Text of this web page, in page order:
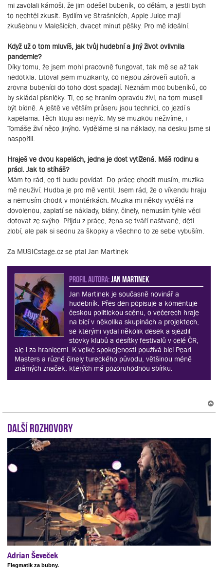
mi zavolali kámoši, že jim odešel bubeník, co dělám, a jestli bych
to nechtěl zkusit. Bydlím ve Strašnicích, Apple Juice mají
zkušebnu v Malešicích, dvacet minut pěšky. Pro mě ideální.
Když už o tom mluvíš, jak tvůj hudební a jiný život ovlivnila
pandemie?
Díky tomu, že jsem mohl pracovně fungovat, tak mě se až tak
nedotkla. Litoval jsem muzikanty, co nejsou zároveň autoři, a
zrovna bubeníci do toho dost spadají. Neznám moc bubeníků, co
by skládal písničky. Ti, co se hraním opravdu živí, na tom museli
být bídně. A ještě ve větším průseru jsou technici, co jezdí s
kapelama. Těch lituju asi nejvíc. My se muzikou neživíme, i
Tomáše živí něco jinýho. Vyděláme si na náklady, na desku jsme si
naspořili.
Hraješ ve dvou kapelách, jedna je dost vytížená. Máš rodinu a
práci. Jak to stíháš?
Mám to rád, co ti budu povídat. Do práce chodit musím, muzika
mě neuživí. Hudba je pro mě ventil. Jsem rád, že o víkendu hraju
a nemusím chodit v montérkách. Muzika mi někdy vydělá na
dovolenou, zaplatí se náklady, blány, činely, nemusím tyhle věci
dotovat ze svýho. Přijdu z práce, žena se tváří naštvaně, děti
zlobí, ale pak si sednu za škopky a všechno to ze sebe vybuším.
Za MUSICstage.cz se ptal Jan Martinek
PROFIL AUTORA: Jan Martinek
Jan Martinek je současně novinář a
hudebník. Přes den popisuje a komentuje
českou politickou scénu, o večerech hraje
na bicí v několika skupinách a projektech,
se kterými vydal několik desek a sjezdil
stovky klubů a desítky festivalů v celé ČR,
ale i za hranicemi. K velké spokojenosti používá bicí Pearl
Masters a různé činely tureckého původu, většinou méně
známých značek, kterých má pozoruhodnou sbírku.
Další rozhovory
Adrian Ševeček
Flegmatik za bubny.